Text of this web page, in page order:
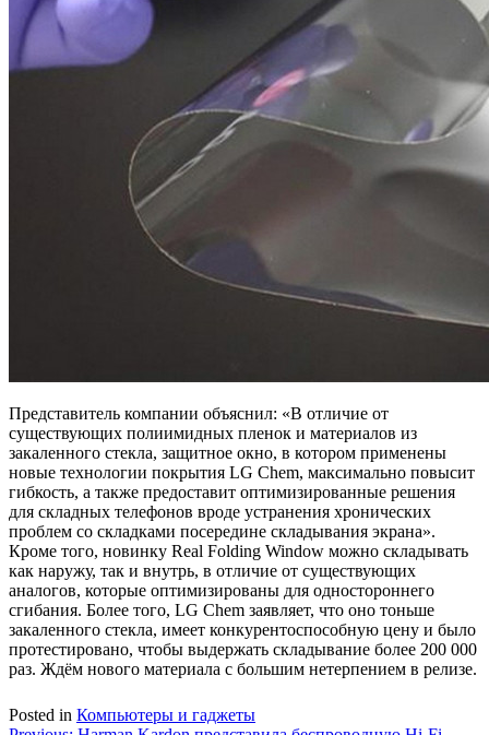
Представитель компании объяснил: «В отличие от
существующих полиимидных пленок и материалов из
закаленного стекла, защитное окно, в котором применены
новые технологии покрытия LG Chem, максимально повысит
гибкость, а также предоставит оптимизированные решения
для складных телефонов вроде устранения хронических
проблем со складками посередине складывания экрана».
Кроме того, новинку Real Folding Window можно складывать
как наружу, так и внутрь, в отличие от существующих
аналогов, которые оптимизированы для одностороннего
сгибания. Более того, LG Chem заявляет, что оно тоньше
закаленного стекла, имеет конкурентоспособную цену и было
протестировано, чтобы выдержать складывание более 200 000
раз. Ждём нового материала с большим нетерпением в релизе.
Posted in Компьютеры и гаджеты